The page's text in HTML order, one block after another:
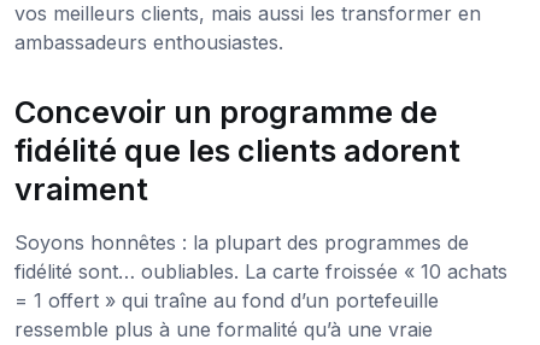
vos meilleurs clients, mais aussi les transformer en
ambassadeurs enthousiastes.
Concevoir un programme de
fidélité que les clients adorent
vraiment
Soyons honnêtes : la plupart des programmes de
fidélité sont… oubliables. La carte froissée « 10 achats
= 1 offert » qui traîne au fond d’un portefeuille
ressemble plus à une formalité qu’à une vraie